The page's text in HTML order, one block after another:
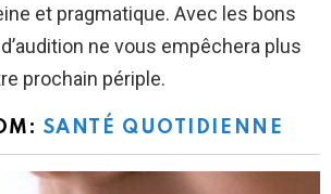
et pragmatique. Avec les bons
ne vous empêchera plus
prochain périple.
SANTÉ QUOTIDIENNE